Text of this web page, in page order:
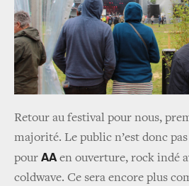
Retour au festival pour nous,
majorité. Le public n’est donc
pour AAen ouverture, rock indé
coldwave. Ce sera encore plus